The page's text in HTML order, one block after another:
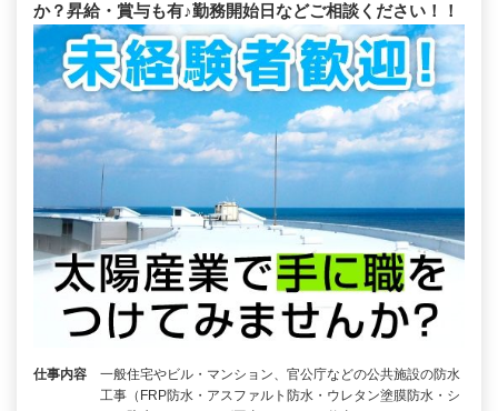
か？昇給・賞与も有♪勤務開始日などご相談ください！！
仕事内容
一般住宅やビル・マンション、官公庁などの公共施設の防水
工事（FRP防水・アスファルト防水・ウレタン塗膜防水・シ